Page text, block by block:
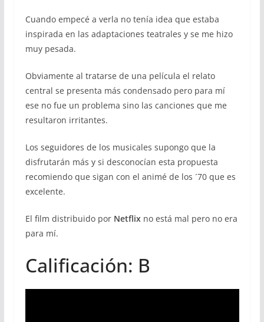
Cuando empecé a verla no tenía idea que estaba
inspirada en las adaptaciones teatrales y se me hizo
muy pesada.
Obviamente al tratarse de una película el relato
central se presenta más condensado pero para mí
ese no fue un problema sino las canciones que me
resultaron irritantes.
Los seguidores de los musicales supongo que la
disfrutarán más y si desconocían esta propuesta
recomiendo que sigan con el animé de los ´70 que es
excelente.
El film distribuido por Netflixno está mal pero no era
para mí.
Calificación: B